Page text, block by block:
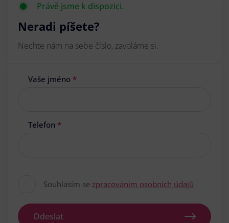
Právě jsme k dispozici.
Neradi píšete?
Nechte nám na sebe číslo, zavoláme si.
Vaše jméno *
Telefon *
Souhlasím se zpracováním osobních údajů
Odeslat